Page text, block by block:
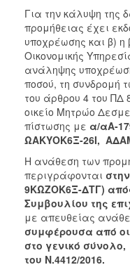
ΤΟΠΟΣ
ΠΟΛΙΤΙΣΜΟΣ
ΑΝΘΕΚΤΙΚΗ
ΠΟΛΗ
Για την κάλυψη της
προμήθειας έχει
υποχρέωσης και β) η
Οικονομικής
ανάληψης
ποσού, τη συνδρομή
του άρθρου 4 του ΠΔ
οικείο Μητρώο
πίστωσης με α/αΑ-
ΩΑΚΥΟΚ6Ξ-26Ι,
Η ανάθεση των
περιγράφονται
9ΚΩΖΟΚ6Ξ-ΔΤΓ)
Συμβουλίου της
με απευθείας
συμφέρουσα από
στο γενικό
του Ν.4412/2016.